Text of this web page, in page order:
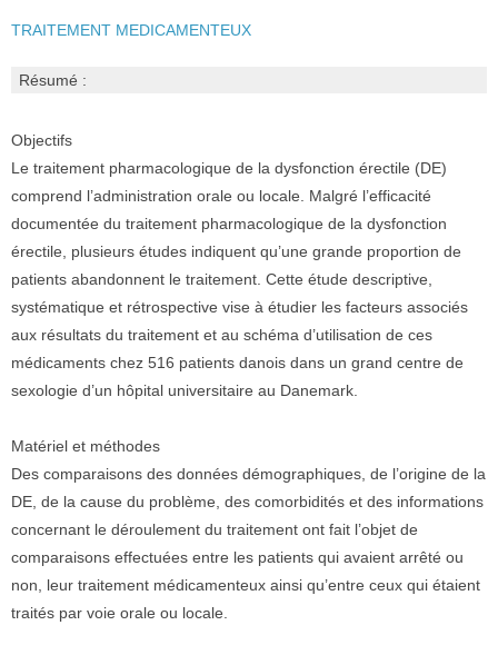
TRAITEMENT MEDICAMENTEUX
Résumé :
Objectifs
Le traitement pharmacologique de la dysfonction érectile (DE)
comprend l’administration orale ou locale. Malgré l’efficacité
documentée du traitement pharmacologique de la dysfonction
érectile, plusieurs études indiquent qu’une grande proportion de
patients abandonnent le traitement. Cette étude descriptive,
systématique et rétrospective vise à étudier les facteurs associés
aux résultats du traitement et au schéma d’utilisation de ces
médicaments chez 516 patients danois dans un grand centre de
sexologie d’un hôpital universitaire au Danemark.
Matériel et méthodes
Des comparaisons des données démographiques, de l’origine de la
DE, de la cause du problème, des comorbidités et des informations
concernant le déroulement du traitement ont fait l’objet de
comparaisons effectuées entre les patients qui avaient arrêté ou
non, leur traitement médicamenteux ainsi qu’entre ceux qui étaient
traités par voie orale ou locale.